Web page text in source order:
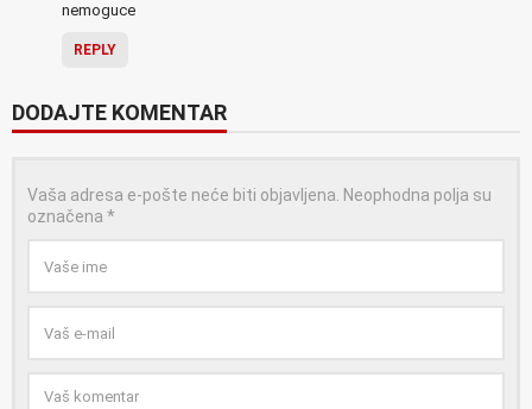
nemoguce
REPLY
DODAJTE KOMENTAR
Vaša adresa e-pošte neće biti objavljena. Neophodna polja su
označena *